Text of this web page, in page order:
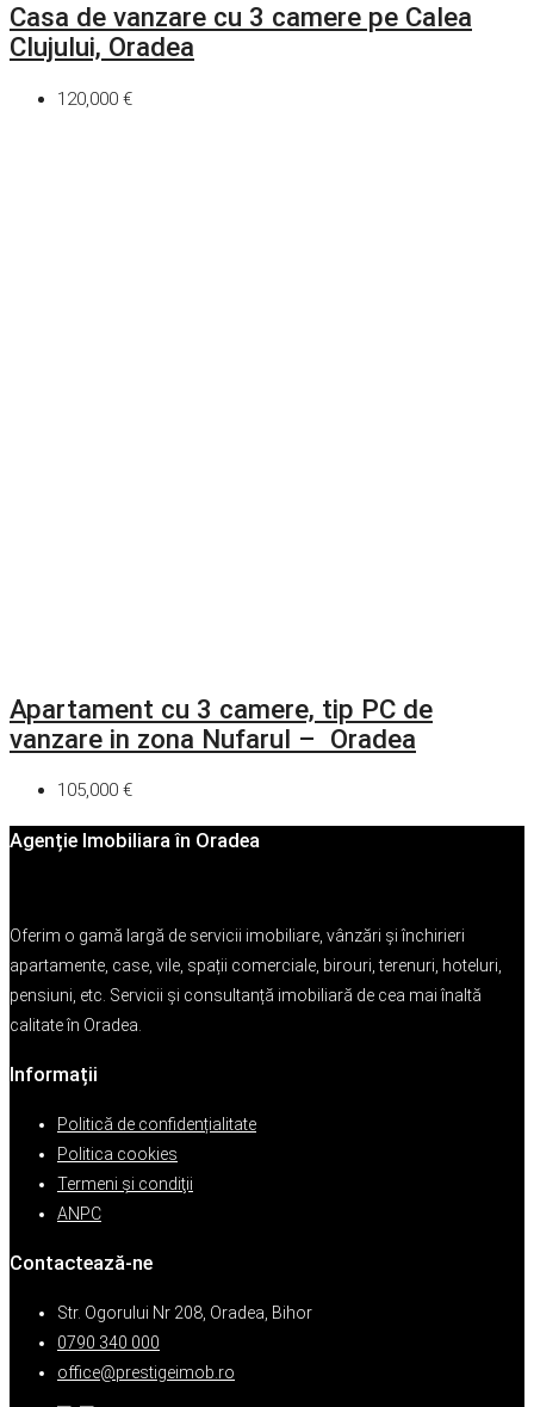
Casa de vanzare cu 3 camere pe Calea
Clujului, Oradea
120,000 €
Apartament cu 3 camere, tip PC de
vanzare in zona Nufarul – Oradea
105,000 €
Agenție Imobiliara în Oradea
Oferim o gamă largă de servicii imobiliare, vânzări și închirieri
apartamente, case, vile, spații comerciale, birouri, terenuri, hoteluri,
pensiuni, etc. Servicii și consultanță imobiliară de cea mai înaltă
calitate în Oradea.
Informații
Politică de confidențialitate
Politica cookies
Termeni şi condiţii
ANPC
Contactează-ne
Str. Ogorului Nr 208, Oradea, Bihor
0790 340 000
office@prestigeimob.ro